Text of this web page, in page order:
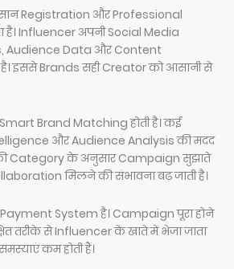
Registration और Professional
है। Influencer अपनी Social Media
Audience Data और Content
इससे Brands सही Creator को आसानी से
Smart Brand Matching होती है। कई
और Audience Analysis की मदद
Category के अनुसार Campaign सुझाते
मिलने की संभावना बढ़ जाती है।
Payment System है। Campaign पूरा होने
तरीके से Influencer के खाते में भेजा जाता
कम होती हैं।